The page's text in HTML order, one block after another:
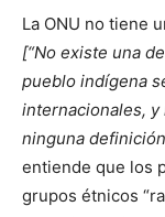
La ONU no tiene
[“No existe una
pueblo indígena
internacionales, y
ninguna
entiende que los
grupos étnicos